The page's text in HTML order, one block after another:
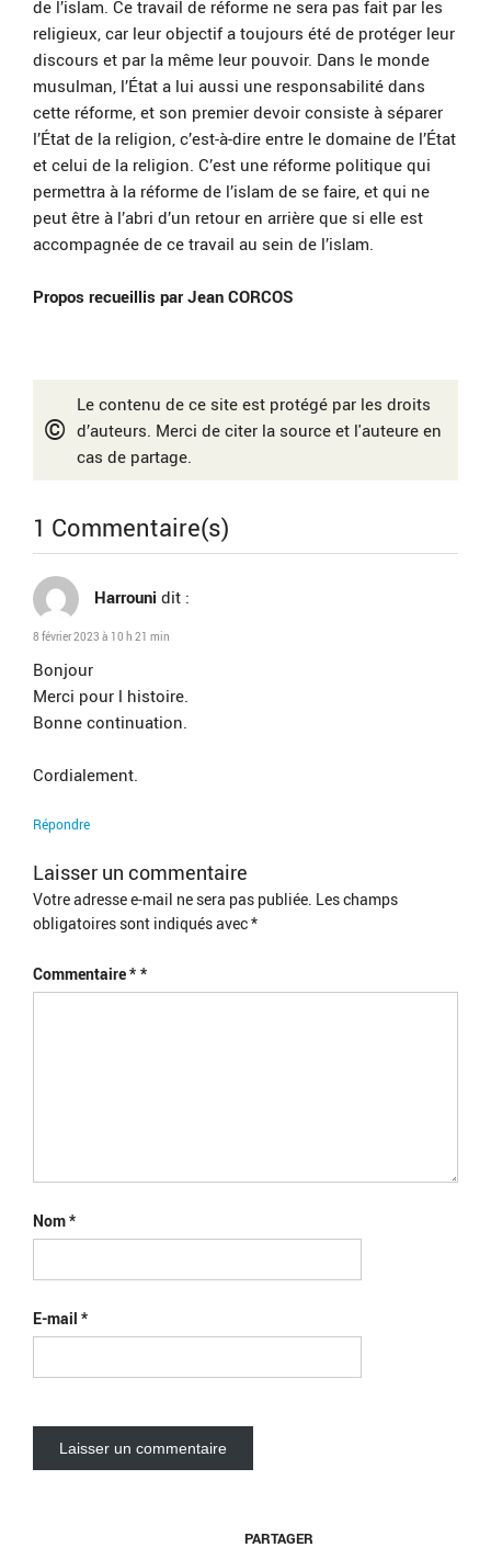
de l’islam. Ce travail de réforme ne sera pas fait par les
religieux, car leur objectif a toujours été de protéger leur
discours et par la même leur pouvoir. Dans le monde
musulman, l’État a lui aussi une responsabilité dans
cette réforme, et son premier devoir consiste à séparer
l’État de la religion, c’est-à-dire entre le domaine de l’État
et celui de la religion. C’est une réforme politique qui
permettra à la réforme de l’islam de se faire, et qui ne
peut être à l’abri d’un retour en arrière que si elle est
accompagnée de ce travail au sein de l’islam.
Propos recueillis par Jean CORCOS
©
Le contenu de ce site est protégé par les droits
d’auteurs. Merci de citer la source et l'auteure en
cas de partage.
1 Commentaire(s)
Harrouni dit :
8 février 2023 à 10 h 21 min
Bonjour
Merci pour l histoire.
Bonne continuation.
Cordialement.
Répondre
Laisser un commentaire
Votre adresse e-mail ne sera pas publiée. Les champs
obligatoires sont indiqués avec*
Commentaire*
Nom*
E-mail *
PARTAGER